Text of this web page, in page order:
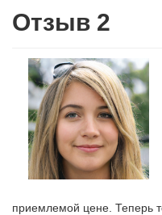
Отзыв 2
приемлемой цене. Теперь